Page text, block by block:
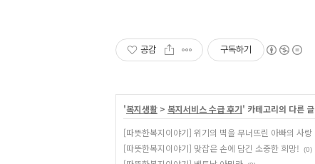
공감 구독하기
'복지생활 > 복지서비스 수급 후기' 카테고리의 다른 글
[따뜻한복지이야기] 위기의 벽을 무너뜨린 아빠의 사랑
[따뜻한복지이야기] 맞잡은 손에 담긴 소중한 희망! (0)